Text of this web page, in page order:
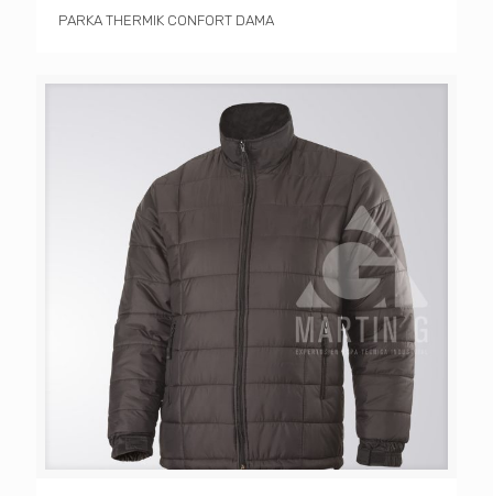
PARKA THERMIK CONFORT DAMA